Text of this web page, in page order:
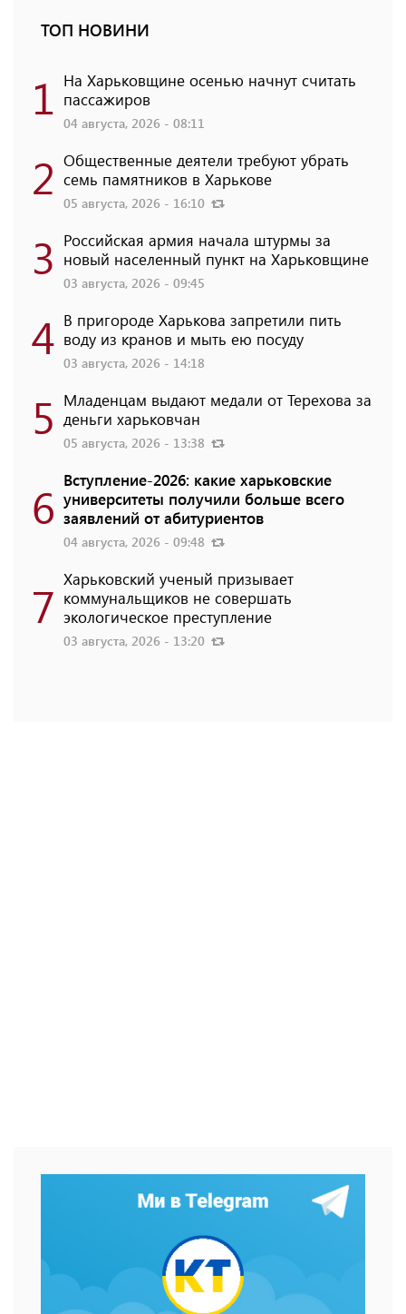
ТОП НОВИНИ
1 На Харьковщине осенью начнут считать
пассажиров
04 августа, 2026 - 08:11
2 Общественные деятели требуют убрать
семь памятников в Харькове
05 августа, 2026 - 16:10
3 Российская армия начала штурмы за
новый населенный пункт на Харьковщине
03 августа, 2026 - 09:45
4 В пригороде Харькова запретили пить
воду из кранов и мыть ею посуду
03 августа, 2026 - 14:18
5 Младенцам выдают медали от Терехова за
деньги харьковчан
05 августа, 2026 - 13:38
6 Вступление-2026: какие харьковские
университеты получили больше всего
заявлений от абитуриентов
04 августа, 2026 - 09:48
7 Харьковский ученый призывает
коммунальщиков не совершать
экологическое преступление
03 августа, 2026 - 13:20